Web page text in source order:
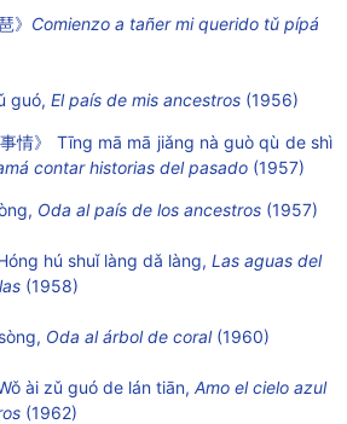
》 Comienzo a tañer mi querido tǔ pípá
guó, El país de mis ancestros (1956)
事情》 Tīng mā mā jiǎng nà guò qù de shì
contar historias del pasado (1957)
Oda al país de los ancestros (1957)
hú shuǐ làng dǎ làng, Las aguas del
(1958)
Oda al árbol de coral(1960)
ài zǔ guó de lán tiān, Amo el cielo azul
(1962)